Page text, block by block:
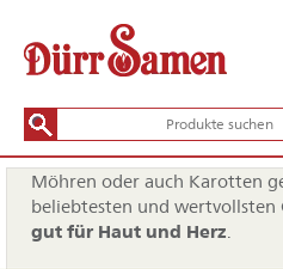
Möhren oder auch Karotten
beliebtesten und wertvollsten
gut für Haut und Herz